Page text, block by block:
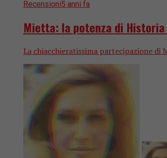
Recensioni5 anni fa
Mietta: la potenza di
La chiacchieratissima partecipazione di